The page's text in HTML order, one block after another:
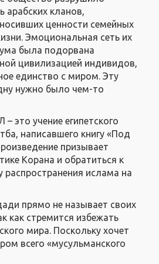
арабских кланов,
ценности семейных
Эмоциональная сеть их
была подорвана
цивилизацией индивидов,
единство с миром. Эту
нужно было чем-то
это учение египетского
написавшего книгу «Под
призывает
Корана и обратиться к
распространения ислама на
прямо не называет своих
как стремится избежать
мира. Поскольку хочет
всего «мусульманского